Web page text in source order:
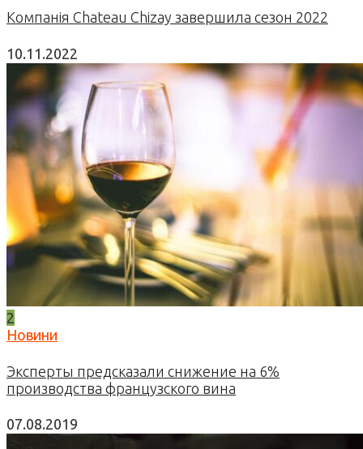
Компанія Chateau Chizay завершила сезон 2022
10.11.2022
2
Новини
Эксперты предсказали снижение на 6%
производства французского вина
07.08.2019